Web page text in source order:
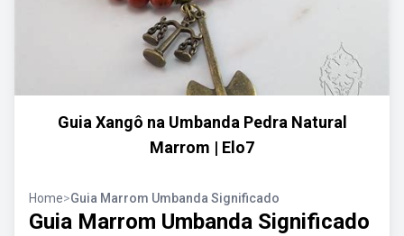
Guia Xangô na Umbanda Pedra Natural
Marrom | Elo7
Home>Guia Marrom Umbanda Significado
Guia Marrom Umbanda Significado